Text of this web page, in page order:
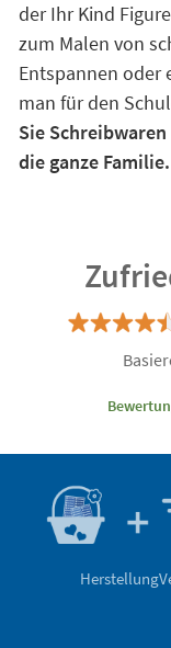
der Ihr Kind
zum Malen von
Entspannen oder
man für den
Sie
die ganze Familie.
Herstellung